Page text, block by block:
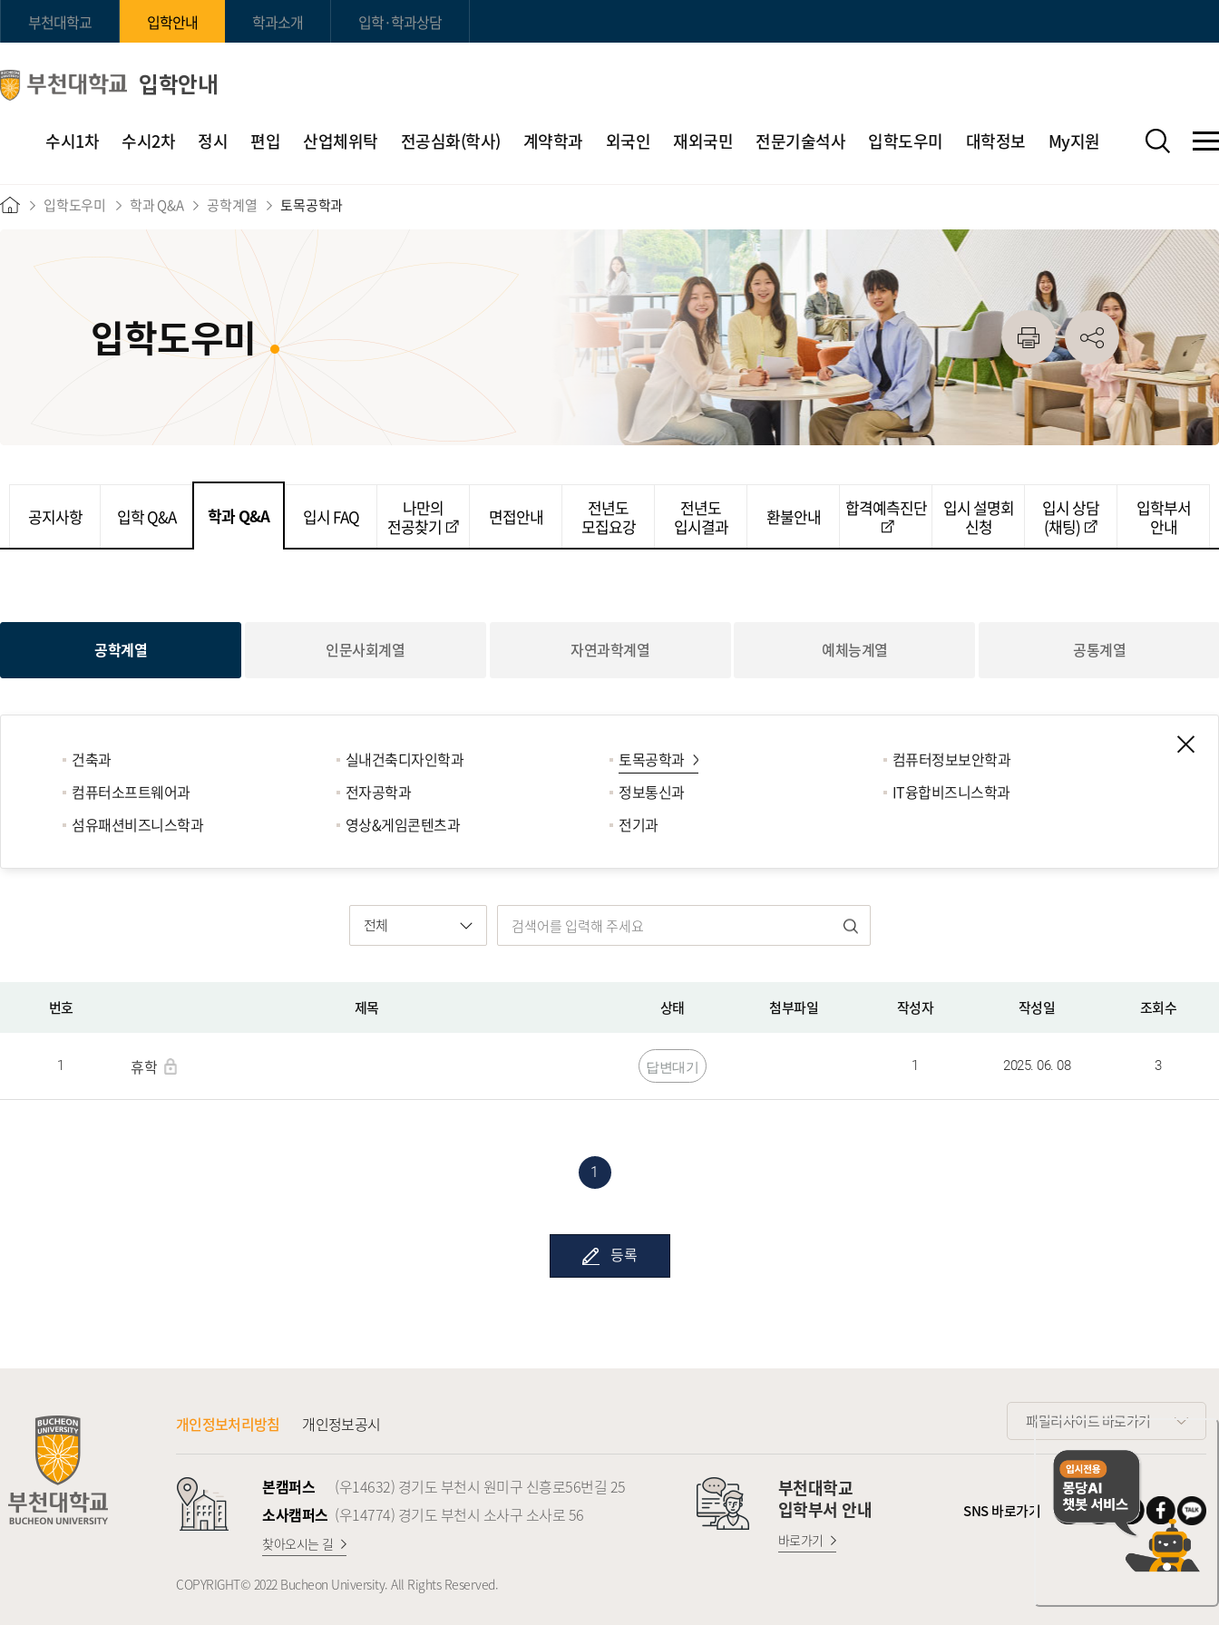
부천대학교 입학안내 학과소개 입학·학과상담
입학안내
수시1차 수시2차 정시 편입 산업체위탁 전공심화(학사) 계약학과 외국인 재외국민 전문기술석사 입학도우미 대학정보 My지원
입학도우미 학과 Q&A 공학계열 토목공학과
입학도우미
공지사항 입학 Q&A 학과 Q&A 입시 FAQ
나만의
전공찾기
면접안내
전년도
모집요강
전년도
입시결과
환불안내 합격예측진단
입시 설명회
신청
입시 상담
(채팅)
입학부서
안내
공학계열 인문사회계열 자연과학계열 예체능계열 공통계열
건축과 실내건축디자인학과 토목공학과
컴퓨터정보보안학과
컴퓨터소프트웨어과
전자공학과 정보통신과
IT융합비즈니스학과
섬유패션비즈니스학과
영상&게임콘텐츠과 전기과
전체
번호 제목 상태 첨부파일 작성자 작성일 조회수
1 휴학 답변대기 1 2025. 06. 08 3
1
등록
패밀리사이트 바로가기
SNS 바로가기
개인정보처리방침 개인정보공시
본캠퍼스
(우14632) 경기도 부천시 원미구 신흥로56번길 25
소사캠퍼스 (우14774) 경기도 부천시 소사구 소사로 56
찾아오시는 길
부천대학교
입학부서 안내
바로가기
COPYRIGHT© 2022 Bucheon University. All Rights Reserved.